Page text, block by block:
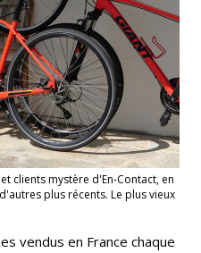
clients mystère d'En-Contact, en
plus récents. Le plus vieux
vendus en France chaque